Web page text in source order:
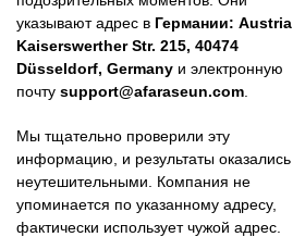
указывают адрес в Германии: Austria
Kaiserswerther Str. 215, 40474
Düsseldorf, Germany и электронную
почту support@afaraseun.com
Мы тщательно проверили эту
информацию, и результаты оказались
неутешительными. Компания не
упоминается по указанному адресу,
фактически использует чужой адрес.